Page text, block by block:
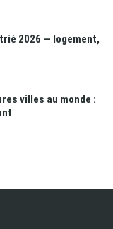
2026 — logement,
villes au monde :